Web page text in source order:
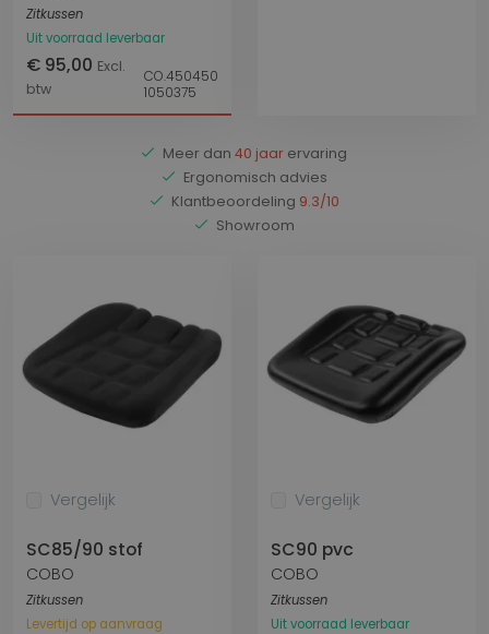
Zitkussen
Uit voorraad leverbaar
€ 95,00 Excl.
btw
CO.450450
1050375
Vergelijk
SC85/90 stof
COBO
Zitkussen
Levertijd op aanvraag
Vergelijk
SC90 pvc
COBO
Zitkussen
Uit voorraad leverbaar
Meer dan 40 jaar ervaring
Ergonomisch advies
Klantbeoordeling 9.3/10
Showroom